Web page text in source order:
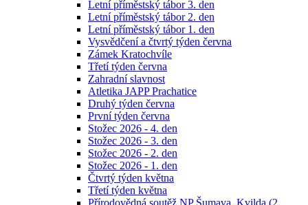
Letní příměstský tábor 3. den
Letní příměstský tábor 2. den
Letní příměstský tábor 1. den
Vysvědčení a čtvrtý týden června
Zámek Kratochvíle
Třetí týden června
Zahradní slavnost
Atletika JAPP Prachatice
Druhý týden června
První týden června
Stožec 2026 - 4. den
Stožec 2026 - 3. den
Stožec 2026 - 2. den
Stožec 2026 - 1. den
Čtvrtý týden května
Třetí týden května
Přírodovědná soutěž NP Šumava, Kvilda (2.